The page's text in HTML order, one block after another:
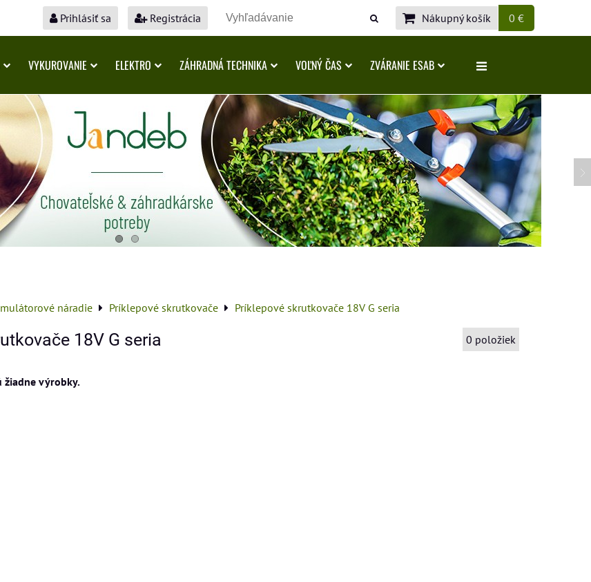
Prihlásiť sa Registrácia Nákupný košík 0 €
VYKUROVANIE ELEKTRO ZÁHRADNÁ TECHNIKA VOĽNÝ ČAS ZVÁRANIE ESAB
náradie Príklepové skrutkovače Príklepové skrutkovače 18V G seria
18V G seria 0 položiek